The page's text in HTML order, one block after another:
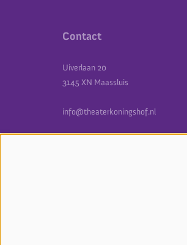
Contact
Uiverlaan 20
3145 XN Maassluis
info@theaterkoningshof.nl